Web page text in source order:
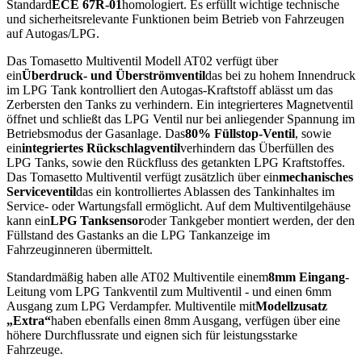
StandardECE 67R-01homologiert. Es erfüllt wichtige technische
und sicherheitsrelevante Funktionen beim Betrieb von Fahrzeugen
auf Autogas/LPG.
Das Tomasetto Multiventil Modell AT02 verfügt über
einÜberdruck- und Überströmventildas bei zu hohem Innendruck
im LPG Tank kontrolliert den Autogas-Kraftstoff ablässt um das
Zerbersten den Tanks zu verhindern. Ein integrierteres Magnetventil
öffnet und schließt das LPG Ventil nur bei anliegender Spannung im
Betriebsmodus der Gasanlage. Das80% Füllstop-Ventil, sowie
einintegriertes Rückschlagventilverhindern das Überfüllen des
LPG Tanks, sowie den Rückfluss des getankten LPG Kraftstoffes.
Das Tomasetto Multiventil verfügt zusätzlich über einmechanisches
Serviceventildas ein kontrolliertes Ablassen des Tankinhaltes im
Service- oder Wartungsfall ermöglicht. Auf dem Multiventilgehäuse
kann einLPG Tanksensoroder Tankgeber montiert werden, der den
Füllstand des Gastanks an die LPG Tankanzeige im
Fahrzeuginneren übermittelt.
Standardmäßig haben alle AT02 Multiventile einem8mm Eingang-
Leitung vom LPG Tankventil zum Multiventil - und einen 6mm
Ausgang zum LPG Verdampfer. Multiventile mitModellzusatz
„Extra“haben ebenfalls einen 8mm Ausgang, verfügen über eine
höhere Durchflussrate und eignen sich für leistungsstarke
Fahrzeuge.